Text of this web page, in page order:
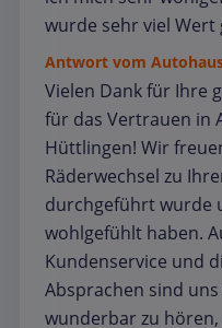
wurde sehr viel Wert
Antwort vom
Vielen Dank für Ihre
für das Vertrauen in
Hüttlingen! Wir
Räderwechsel zu
durchgeführt wurde
wohlgefühlt haben.
Kundenservice und
Absprachen sind
wunderbar zu hören,